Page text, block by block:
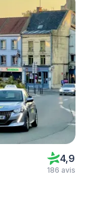
4,9
186 avis